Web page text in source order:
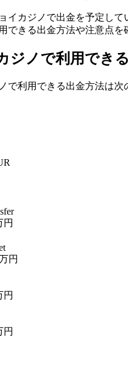
イカジノで出金を予定して
できる出金方法や注意点を
ジノで利用でき
で利用できる出金方法は次
円
円
円
円